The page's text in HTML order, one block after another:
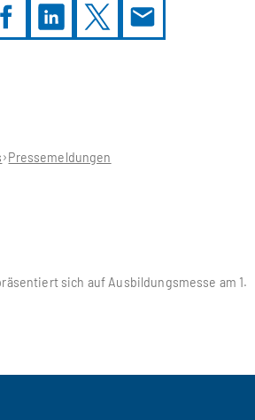
Pressemeldungen
sich auf Ausbildungsmesse am 1.